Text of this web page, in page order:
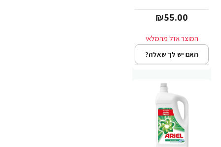
₪55.00
האם יש לך שאלה?